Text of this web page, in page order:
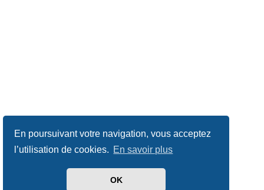
En poursuivant votre navigation, vous acceptez
l’utilisation de cookies. En savoir plus
OK